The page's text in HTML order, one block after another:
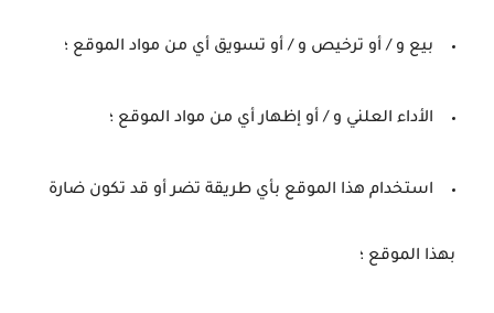
بيع و / أو ترخيص و / أو تسويق أي من مواد الموقع ؛
الأداء العلني و / أو إظهار أي من مواد الموقع ؛
استخدام هذا الموقع بأي طريقة تضر أو ​​قد تكون ضارة
بهذا الموقع ؛